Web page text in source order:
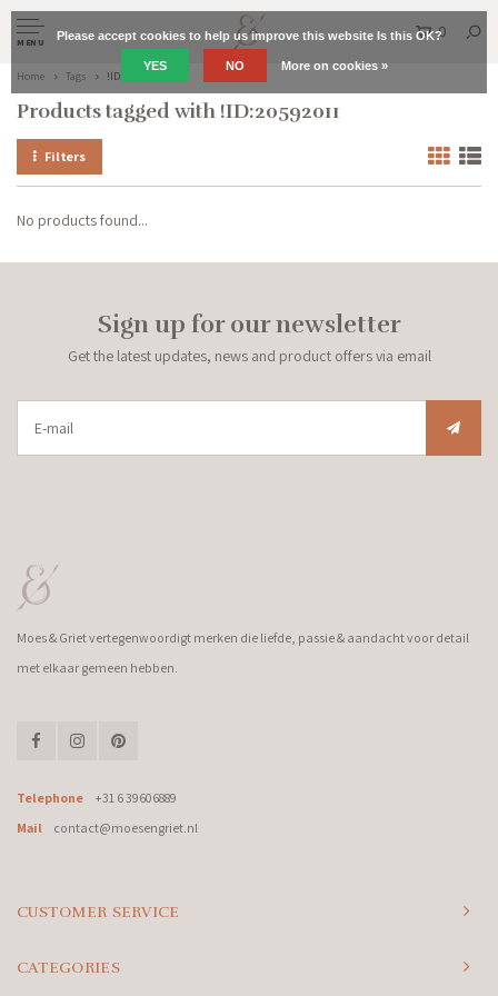
MENU
0
Home Tags !ID:20592011
Products tagged with !ID:20592011
Filters
No products found...
Sign up for our newsletter
Get the latest updates, news and product offers via email
Moes & Griet vertegenwoordigt merken die liefde, passie & aandacht voor detail
met elkaar gemeen hebben.
Telephone
+31 6 39606889
Mail
contact@moesengriet.nl
CUSTOMER SERVICE
CATEGORIES
Please accept cookies to help us improve this website Is this OK?
YES NO More on cookies »